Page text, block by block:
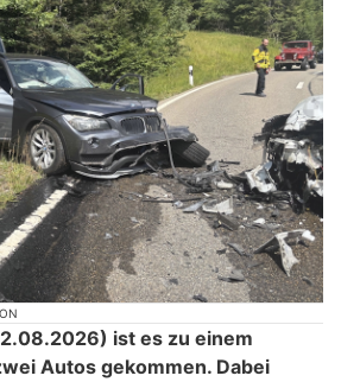
ist es zu einem
Autos gekommen. Dabei